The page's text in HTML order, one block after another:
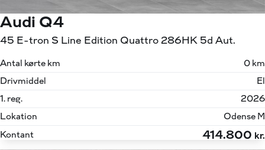
Audi Q4
45 E-tron S Line Edition Quattro 286HK 5d Aut.
Antal kørte km
0 km
Drivmiddel
El
1. reg.
2026
Lokation
Odense M
Kontant
414.800 kr.